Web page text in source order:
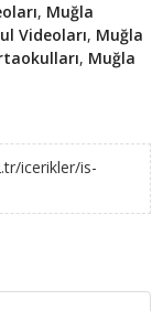
, Muğla
Videoları, Muğla
, Muğla
icerikler/is-